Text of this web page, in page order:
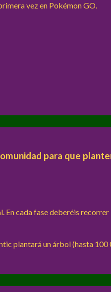
vez en Pokémon GO.
para que
cada fase deberéis recorrer
plantará un árbol (hasta 100